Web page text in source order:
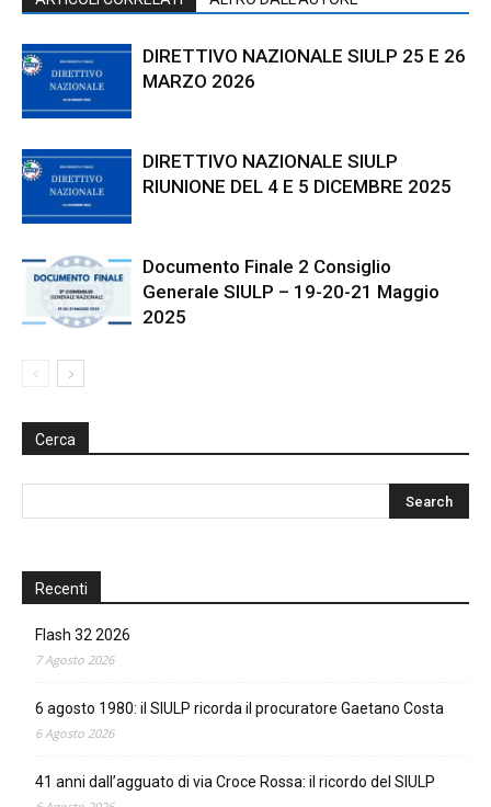
DIRETTIVO NAZIONALE SIULP 25 E 26
MARZO 2026
DIRETTIVO NAZIONALE SIULP
RIUNIONE DEL 4 E 5 DICEMBRE 2025
Documento Finale 2 Consiglio
Generale SIULP – 19-20-21 Maggio
2025
Cerca
Recenti
Flash 32 2026
7 Agosto 2026
6 agosto 1980: il SIULP ricorda il procuratore Gaetano Costa
6 Agosto 2026
41 anni dall’agguato di via Croce Rossa: il ricordo del SIULP